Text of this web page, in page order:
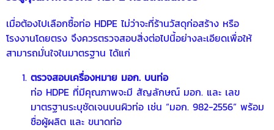
เมื่อต้องไปเลือกซื้อท่อ HDPE ไม่ว่าจะที่ร้านวัสดุก่อสร้าง หรือ
โรงงานโดยตรง จึงควรตรวจสอบสิ่งต่อไปนี้อย่างละเอียดเพื่อให้
สามารถมั่นใจในมาตรฐาน ได้แก่
ตรวจสอบเครื่องหมาย มอก. บนท่อ
ท่อ HDPE ที่มีคุณภาพจะมี สัญลักษณ์ มอก. และ เลข
มาตรฐานระบุชัดเจนบนผิวท่อ เช่น “มอก. 982-2556” พร้อม
ชื่อผู้ผลิต และ ขนาดท่อ